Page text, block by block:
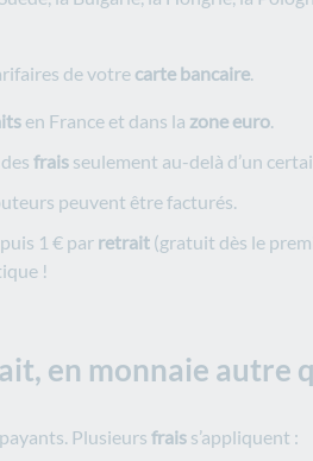
de votre carte bancaire.
en France et dans la zone euro.
frais seulement au-delà d’un
peuvent être facturés.
puis 1 € par retrait (gratuit dès le
!
en monnaie autre
Plusieurs frais s’appliquent :